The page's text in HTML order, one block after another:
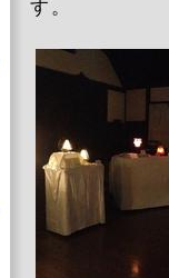
す。